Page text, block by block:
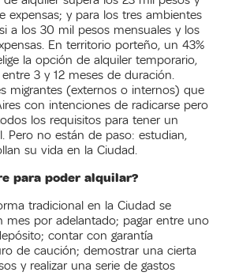
expensas; y para los tres ambientes
a los 30 mil pesos mensuales y los
En territorio porteño, un 43%
la opción de alquiler temporario,
3 y 12 meses de duración.
migrantes (externos o internos) que
con intenciones de radicarse pero
los requisitos para tener un
Pero no están de paso: estudian,
su vida en la Ciudad.
para poder alquilar?
tradicional en la Ciudad se
mes por adelantado; pagar entre uno
contar con garantía
de caución; demostrar una cierta
y realizar una serie de gastos